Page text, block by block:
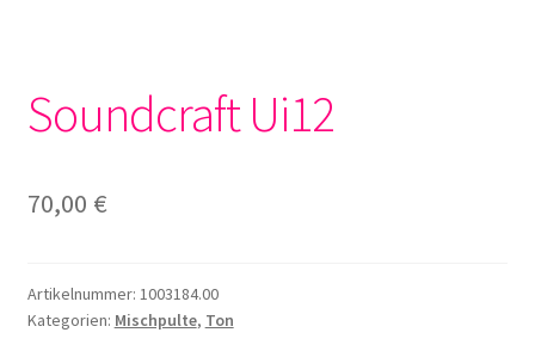
Soundcraft Ui12
70,00 €
Artikelnummer: 1003184.00
Kategorien: Mischpulte, Ton